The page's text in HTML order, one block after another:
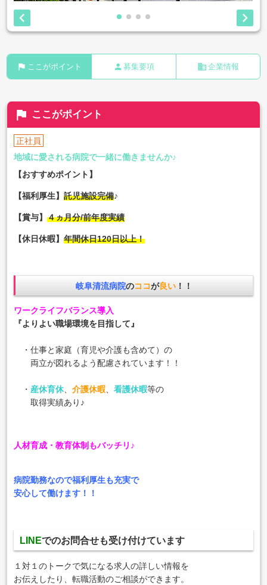
 
flag ここがポイント person 募集要項 business 企業情報
flag ここがポイント
正社員
地域に愛される病院で一緒に働きませんか♪
【おすすめポイント】
【福利厚生】託児施設完備♪
【賞与】４ヵ月分/前年度実績
【休日休暇】年間休日120日以上！
岐阜清流病院のココが良い ！！
ワークライフバランス導入
『よりよい職場環境を目指して』
・仕事と家庭（育児や介護も含めて）の
両立が図れるよう配慮されています！！
・ 産休育休、介護休暇 、看護休暇等の
取得実績あり♪
人材育成・教育体制もバッチリ♪
病院勤務なので福利厚生も充実で
安心して働けます！！
LINEでのお問合せも受け付けています
１対１のトークで気になる求人の詳しい情報を
お伝えしたり、転職活動のご相談ができます。